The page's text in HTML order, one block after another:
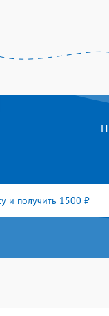
и получить 1500 ₽